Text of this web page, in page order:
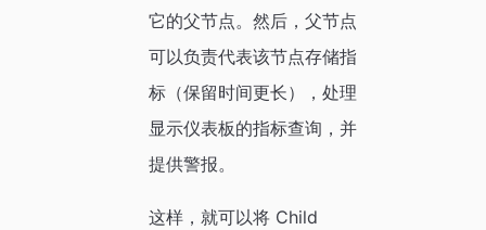
它的父节点。然后，父节点
可以负责代表该节点存储指
标（保留时间更长），处理
显示仪表板的指标查询，并
提供警报。
这样，就可以将 Child